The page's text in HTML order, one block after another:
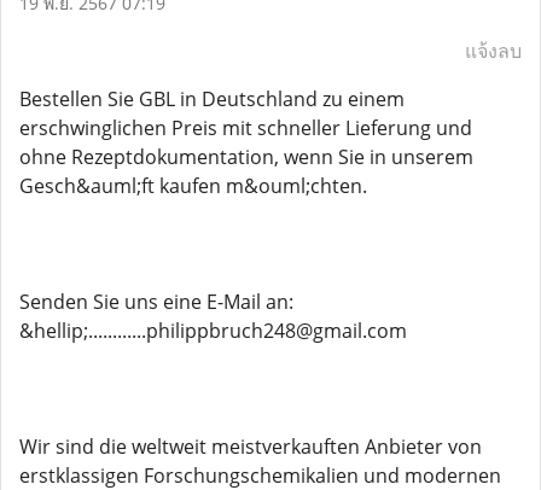
แจ้งลบ
Bestellen Sie GBL in Deutschland zu einem
erschwinglichen Preis mit schneller Lieferung und
ohne Rezeptdokumentation, wenn Sie in unserem
Gesch&auml;ft kaufen m&ouml;chten.
Senden Sie uns eine E-Mail an:
&hellip;............philippbruch248@gmail.com
Wir sind die weltweit meistverkauften Anbieter von
erstklassigen Forschungschemikalien und modernen